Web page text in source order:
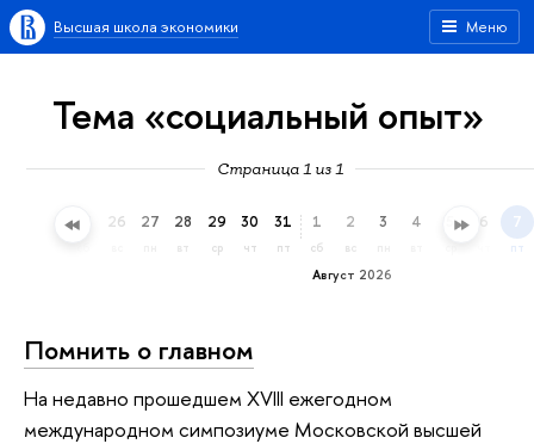
Меню
Высшая школа экономики
Тема «социальный опыт»
Страница 1 из 1
25 26 27 28
вт
29
ср
30
чт
31
пт
Август 2026
1
сб
2
вс
3 4 5 6 7
пт
Помнить о главном
На недавно прошедшем XVIII ежегодном
международном симпозиуме Московской высшей